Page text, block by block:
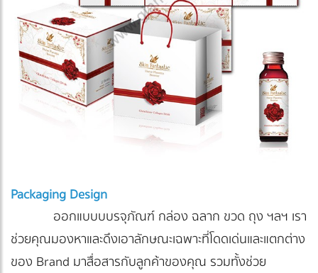
Packaging Design
ออกแบบบบรจุภัณฑ์ กล่อง ฉลาก ขวด ถุง ฯลฯ เรา
ช่วยคุณมองหาและดึงเอาลักษณะเฉพาะที่โดดเด่นและแตกต่าง
ของ Brand มาสื่อสารกับลูกค้าของคุณ รวมทั้งช่วย